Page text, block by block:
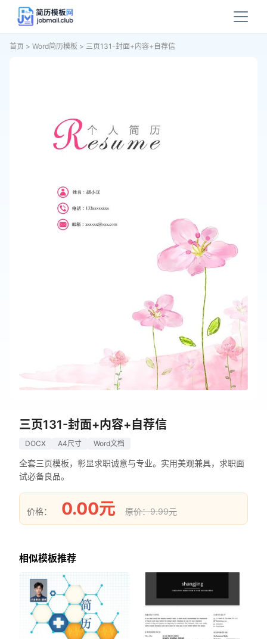
首页 > Word简历模板 > 三页131-封面+内容+自荐信
三页131-封面+内容+自荐信
DOCX A4尺寸 Word文档
全套三页模板，彰显求职诚意与专业。实用美观兼具，求职面
试必备良品。
价格： 0.00元 原价：9.99元
相似模板推荐